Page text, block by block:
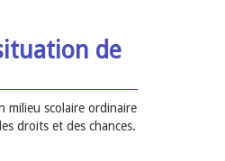
de
milieu scolaire ordinaire
droits et des chances.